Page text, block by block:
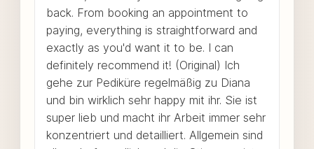
back. From booking an appointment to
paying, everything is straightforward and
exactly as you'd want it to be. I can
definitely recommend it! (Original) Ich
gehe zur Pediküre regelmäßig zu Diana
und bin wirklich sehr happy mit ihr. Sie ist
super lieb und macht ihr Arbeit immer sehr
konzentriert und detailliert. Allgemein sind